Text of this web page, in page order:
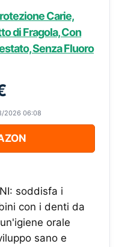
Carie,
di Fragola, Con
Senza Fluoro
2026 06:08
soddisfa i
con i denti da
orale
sano e